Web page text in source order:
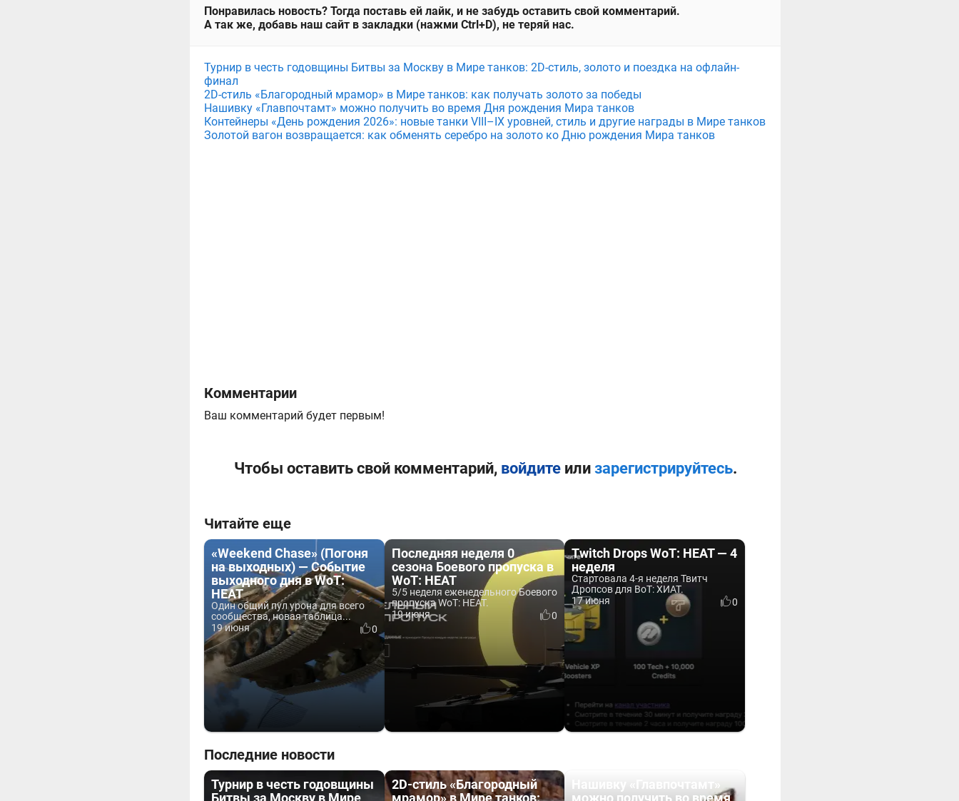
Понравилась новость? Тогда поставь ей лайк, и не забудь оставить свой комментарий.
А так же, добавь наш сайт в закладки (нажми Ctrl+D), не теряй нас.
Турнир в честь годовщины Битвы за Москву в Мире танков: 2D-стиль, золото и поездка на офлайн-
финал
2D-стиль «Благородный мрамор» в Мире танков: как получать золото за победы
Нашивку «Главпочтамт» можно получить во время Дня рождения Мира танков
Контейнеры «День рождения 2026»: новые танки VIII–IX уровней, стиль и другие награды в Мире танков
Золотой вагон возвращается: как обменять серебро на золото ко Дню рождения Мира танков
Комментарии
Ваш комментарий будет первым!
Чтобы оставить свой комментарий, войдитеили зарегистрируйтесь.
Читайте еще
«Weekend Chase» (Погоня
на выходных) — Событие
выходного дня в WoT:
HEAT
Один общий пул урона для всего
сообщества, новая таблица...
19 июня
0
Последняя неделя 0
сезона Боевого пропуска в
WoT: HEAT
5/5 неделя еженедельного Боевого
пропуска WoT: HEAT.
19 июня
0
Twitch Drops WoT: HEAT — 4
неделя
Стартовала 4-я неделя Твитч
Дропсов для ВоТ: ХИАТ.
17 июня
0
Последние новости
Турнир в честь годовщины
Битвы за Москву в Мире
2D-стиль «Благородный
мрамор» в Мире танков:
Нашивку «Главпочтамт»
можно получить во время